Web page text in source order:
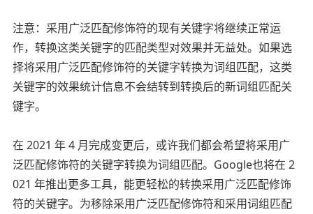
注意：采用广泛匹配修饰符的现有关键字将继续正常运
作，转换这类关键字的匹配类型对效果并无益处。如果选
择将采用广泛匹配修饰符的关键字转换为词组匹配，这类
关键字的效果统计信息不会结转到转换后的新词组匹配关
键字。
在 2021 年 4 月完成变更后，或许我们都会希望将采用广
泛匹配修饰符的关键字转换为词组匹配。Google也将在 2
021 年推出更多工具，能更轻松的转换采用广泛匹配修饰
符的关键字。为移除采用广泛匹配修饰符和采用词组匹配